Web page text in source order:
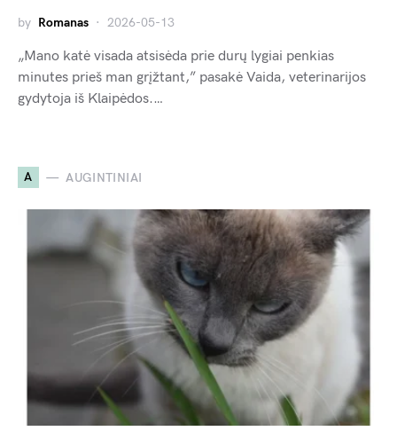
by Romanas 2026-05-13
„Mano katė visada atsisėda prie durų lygiai penkias
minutes prieš man grįžtant,” pasakė Vaida, veterinarijos
gydytoja iš Klaipėdos.…
A AUGINTINIAI